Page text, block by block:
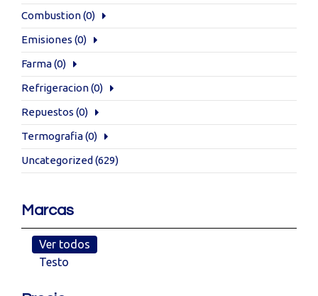
Combustion(0)
Emisiones (0)
Farma(0)
Refrigeracion(0)
Repuestos (0)
Termografia(0)
Uncategorized (629)
Marcas
Ver todos
Testo